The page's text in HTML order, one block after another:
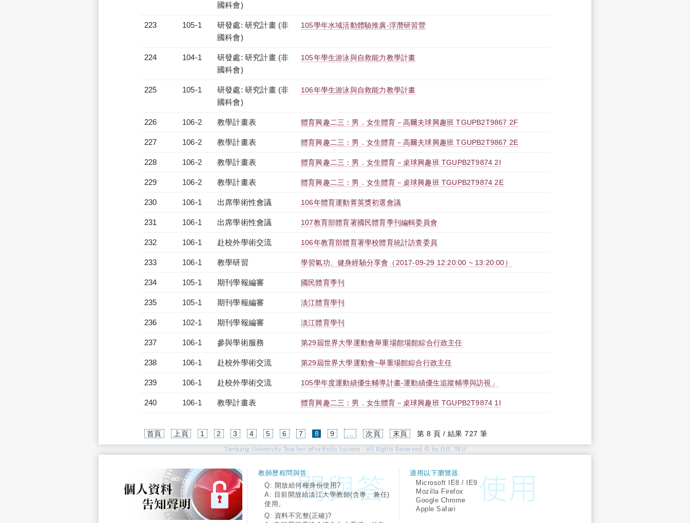
國科會)
223 105-1
研發處: 研究計畫 (非
國科會)
105學年水域活動體驗推廣-浮潛研習營
224 104-1
研發處: 研究計畫 (非
國科會)
105年學生游泳與自救能力教學計畫
225 105-1
研發處: 研究計畫 (非
國科會)
106年學生游泳與自救能力教學計畫
226 106-2 教學計畫表 體育興趣二三：男．女生體育－高爾夫球興趣班 TGUPB2T9867 2F
227 106-2 教學計畫表 體育興趣二三：男．女生體育－高爾夫球興趣班 TGUPB2T9867 2E
228 106-2 教學計畫表 體育興趣二三：男．女生體育－桌球興趣班 TGUPB2T9874 2I
229 106-2 教學計畫表 體育興趣二三：男．女生體育－桌球興趣班 TGUPB2T9874 2E
230 106-1 出席學術性會議 106年體育運動菁英獎初選會議
231 106-1 出席學術性會議 107教育部體育署國民體育季刊編輯委員會
232 106-1 赴校外學術交流 106年教育部體育署學校體育統計訪查委員
233 106-1 教學研習 學習氣功、健身經驗分享會（2017-09-29 12:20:00 ~ 13:20:00）
234 105-1 期刊學報編審 國民體育季刊
235 105-1 期刊學報編審 淡江體育學刊
236 102-1 期刊學報編審 淡江體育學刊
237 106-1 參與學術服務 第29屆世界大學運動會舉重場館場館綜合行政主任
238 106-1 赴校外學術交流 第29屆世界大學運動會~舉重場館綜合行政主任
239 106-1 赴校外學術交流 105學年度運動績優生輔導計畫-運動績優生追蹤輔導與訪視」
240 106-1 教學計畫表 體育興趣二三：男．女生體育－桌球興趣班 TGUPB2T9874 1I
首頁 上頁 1 2 3 4 5 6 7 8(current)
9 次頁 末頁 第 8 頁 / 結果 727 筆
Tamkang University Teacher ePortfolio System - All Rights Reserved © by OIS, TKU
教師歷程問與答:
Q: 開放給何種身份使用?
A: 目前開放給淡江大學教師(含專、兼任)
使用。
Q: 資料不完整(正確)?
適用以下瀏覽器:
Microsoft IE8 / IE9
Mozilla Firefox
Google Chrome
Apple Safari